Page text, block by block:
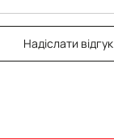
Надіслати відгук